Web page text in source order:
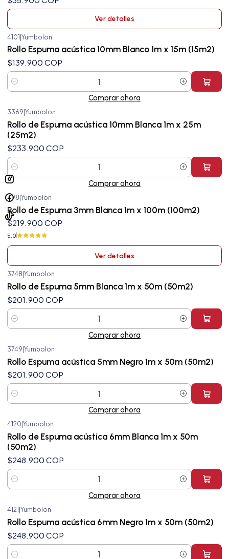
Ver detalles
4101|Yumbolon
Rollo Espuma acústica 10mm Blanco 1m x 15m (15m2)
$139.900 COP
Cantidad
Comprar ahora
3369 Yumbolon
Rollo de Espuma acústica 10mm Blanca 1m x 25m
(25m2)
$233.900 COP
Cantidad
Comprar ahora
Agotado
498 Yumbolon
Rollo de Espuma 3mm Blanca 1m x 100m (100m2)
$219.900 COP
5.0
Ver detalles
3748 Yumbolon
Rollo de Espuma 5mm Blanca 1m x 50m (50m2)
$201.900 COP
Cantidad
Comprar ahora
3749 Yumbolon
Rollo Espuma acústica 5mm Negro 1m x 50m (50m2)
$201.900 COP
Cantidad
Comprar ahora
4120 Yumbolon
Rollo de Espuma acústica 6mm Blanca 1m x 50m
(50m2)
$248.900 COP
Cantidad
Comprar ahora
4121 Yumbolon
Rollo Espuma acústica 6mm Negro 1m x 50m (50m2)
$248.900 COP